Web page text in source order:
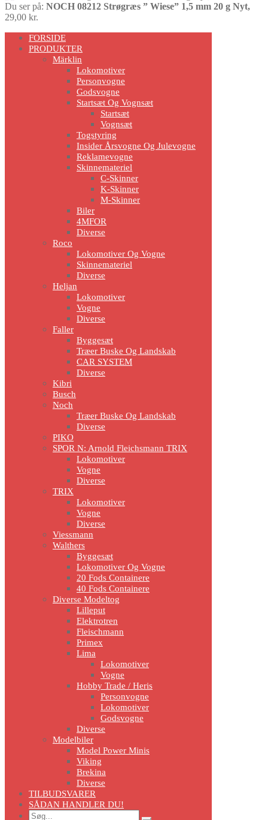
Du ser på: NOCH 08212 Strøgræs ” Wiese” 1,5 mm 20 g Nyt,
29,00 kr.
Scroll
Up
FORSIDE
PRODUKTER
Märklin
Lokomotiver
Personvogne
Godsvogne
Startsæt Og Vognsæt
Startsæt
Vognsæt
Togstyring
Insider Årsvogne Og Julevogne
Reklamevogne
Skinnemateriel
C-Skinner
K-Skinner
M-Skinner
Biler
4MFOR
Diverse
Roco
Lokomotiver Og Vogne
Skinnemateriel
Diverse
Heljan
Lokomotiver
Vogne
Diverse
Faller
Byggesæt
Træer Buske Og Landskab
CAR SYSTEM
Diverse
Kibri
Busch
Noch
Træer Buske Og Landskab
Diverse
PIKO
SPOR N: Arnold Fleichsmann TRIX
Lokomotiver
Vogne
Diverse
TRIX
Lokomotiver
Vogne
Diverse
Viessmann
Walthers
Byggesæt
Lokomotiver Og Vogne
20 Fods Containere
40 Fods Containere
Diverse Modeltog
Lilleput
Elektrotren
Fleischmann
Primex
Lima
Lokomotiver
Vogne
Hobby Trade / Heris
Personvogne
Lokomotiver
Godsvogne
Diverse
Modelbiler
Model Power Minis
Viking
Brekina
Diverse
TILBUDSVARER
SÅDAN HANDLER DU!
Search